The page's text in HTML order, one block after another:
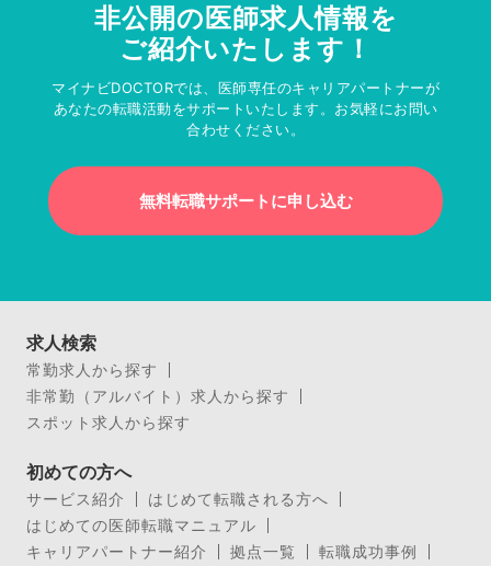
非公開の医師求人情報を
ご紹介いたします！
マイナビDOCTORでは、医師専任のキャリアパートナーが
あなたの転職活動をサポートいたします。お気軽にお問い
合わせください。
無料転職サポートに申し込む
求人検索
常勤求人から探す
非常勤（アルバイト）求人から探す
スポット求人から探す
初めての方へ
サービス紹介
はじめて転職される方へ
はじめての医師転職マニュアル
キャリアパートナー紹介
拠点一覧
転職成功事例